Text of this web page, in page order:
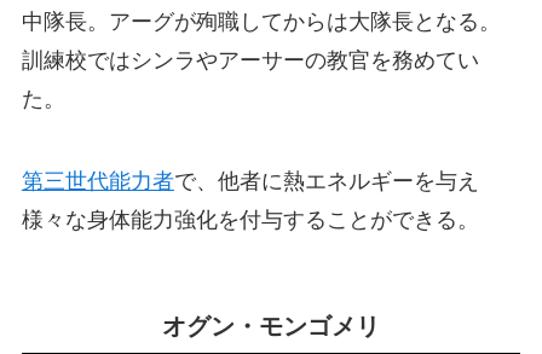
中隊長。アーグが殉職してからは大隊長となる。
訓練校ではシンラやアーサーの教官を務めてい
た。
第三世代能力者で、他者に熱エネルギーを与え
様々な身体能力強化を付与することができる。
オグン・モンゴメリ